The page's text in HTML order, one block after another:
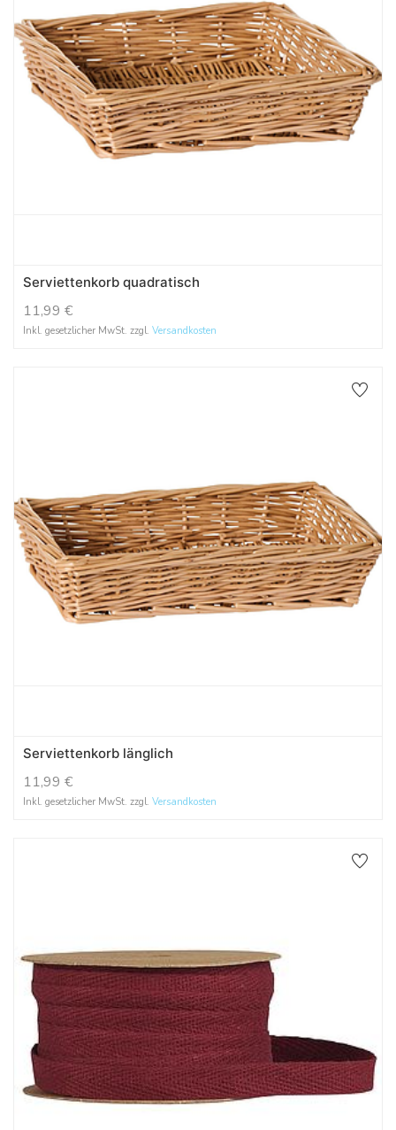
Serviettenkorb quadratisch
11,99 €
Inkl. gesetzlicher MwSt. zzgl. Versandkosten
Serviettenkorb länglich
11,99 €
Inkl. gesetzlicher MwSt. zzgl. Versandkosten